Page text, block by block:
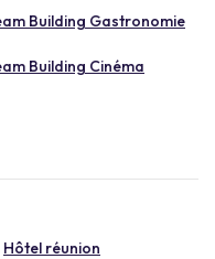
Building Gastronomie
Building Cinéma
Hôtel réunion